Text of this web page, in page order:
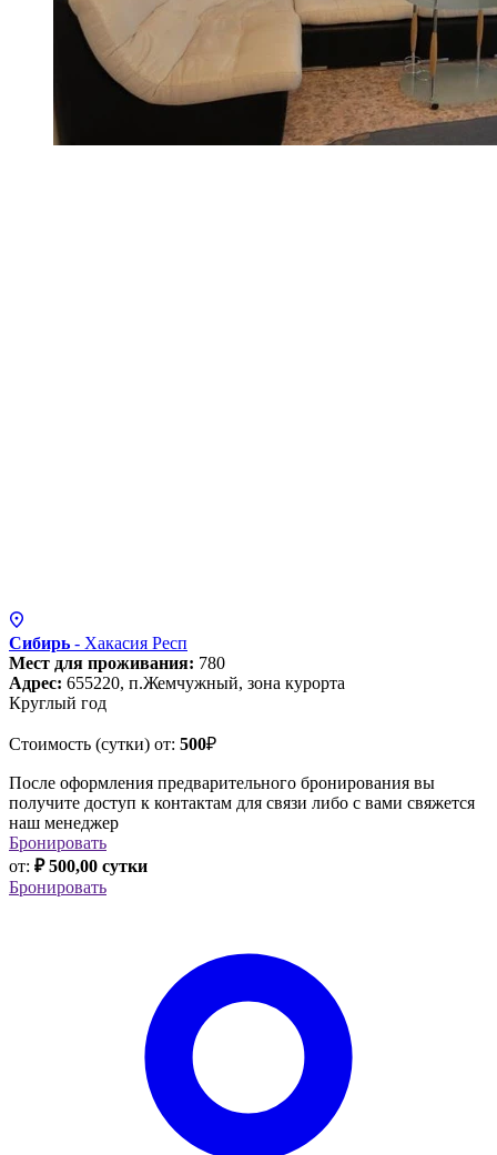
Сибирь - Хакасия Респ
Мест для проживания: 780
Адрес: 655220, п.Жемчужный, зона курорта
Круглый год
Стоимость (сутки) от: 500₽
После оформления предварительного бронирования вы
получите доступ к контактам для связи либо с вами свяжется
наш менеджер
Бронировать
от: ₽ 500,00 сутки
Бронировать